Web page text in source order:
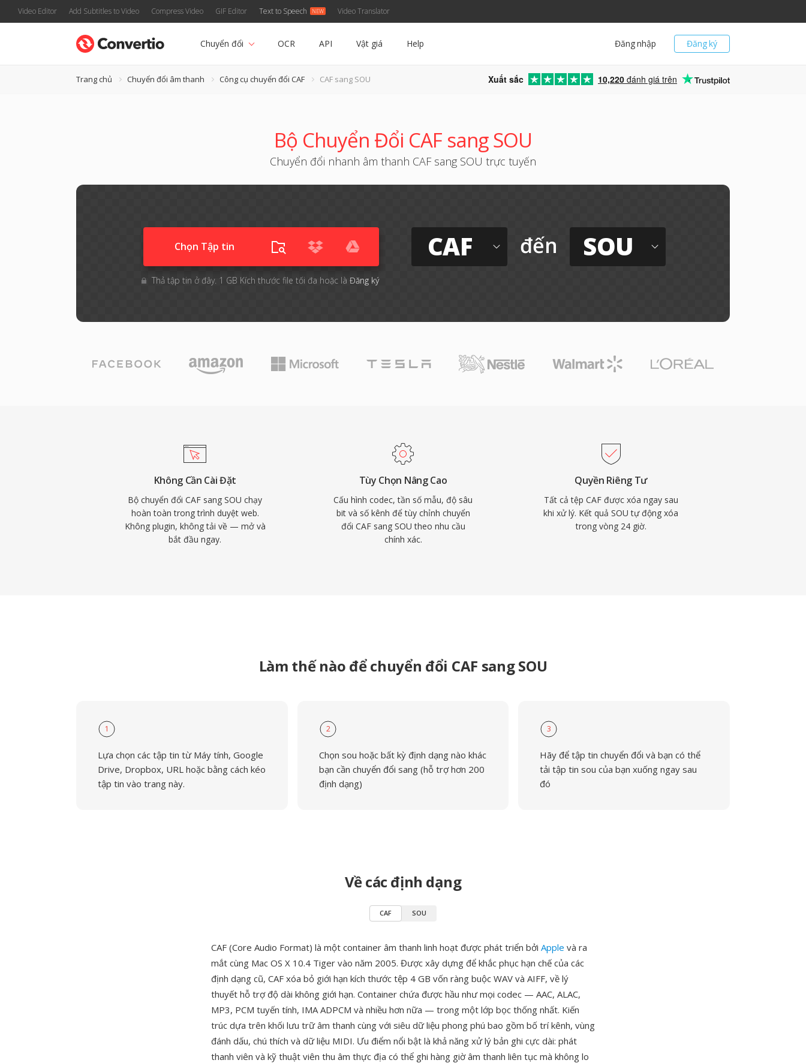
Video Editor Add Subtitles to Video Compress Video GIF Editor Text to Speech Video Translator
Đăng ký
Đăng nhập
Chuyển đổi OCR API Vật giá Help
Trang chủ Chuyển đổi âm thanh Công cụ chuyển đổi CAF CAF sang SOU Xuất sắc 10,220 đánh giá trên
Bộ Chuyển Đổi CAF sang SOU
Chuyển đổi nhanh âm thanh CAF sang SOU trực tuyến
Chọn Tập tin
Thả tập tin ở đây. 1 GB Kích thước file tối đa hoặc là Đăng ký
CAF đến SOU
Không Cần Cài Đặt
Bộ chuyển đổi CAF sang SOU chạy
hoàn toàn trong trình duyệt web.
Không plugin, không tải về — mở và
bắt đầu ngay.
Tùy Chọn Nâng Cao
Cấu hình codec, tần số mẫu, độ sâu
bit và số kênh để tùy chỉnh chuyển
đổi CAF sang SOU theo nhu cầu
chính xác.
Quyền Riêng Tư
Tất cả tệp CAF được xóa ngay sau
khi xử lý. Kết quả SOU tự động xóa
trong vòng 24 giờ.
Làm thế nào để chuyển đổi CAF sang SOU
1
Lựa chọn các tập tin từ Máy tính, Google
Drive, Dropbox, URL hoặc bằng cách kéo
tập tin vào trang này.
2
Chọn sou hoặc bất kỳ định dạng nào khác
bạn cần chuyển đổi sang (hỗ trợ hơn 200
định dạng)
3
Hãy để tập tin chuyển đổi và bạn có thể
tải tập tin sou của bạn xuống ngay sau
đó
Về các định dạng
CAF SOU
CAF (Core Audio Format) là một container âm thanh linh hoạt được phát triển bởi Apple và ra
mắt cùng Mac OS X 10.4 Tiger vào năm 2005. Được xây dựng để khắc phục hạn chế của các
định dạng cũ, CAF xóa bỏ giới hạn kích thước tệp 4 GB vốn ràng buộc WAV và AIFF, về lý
thuyết hỗ trợ độ dài không giới hạn. Container chứa được hầu như mọi codec — AAC, ALAC,
MP3, PCM tuyến tính, IMA ADPCM và nhiều hơn nữa — trong một lớp bọc thống nhất. Kiến
trúc dựa trên khối lưu trữ âm thanh cùng với siêu dữ liệu phong phú bao gồm bố trí kênh, vùng
đánh dấu, chú thích và dữ liệu MIDI. Ưu điểm nổi bật là khả năng xử lý bản ghi cực dài: phát
thanh viên và kỹ thuật viên thu âm thực địa có thể ghi hàng giờ âm thanh liên tục mà không lo